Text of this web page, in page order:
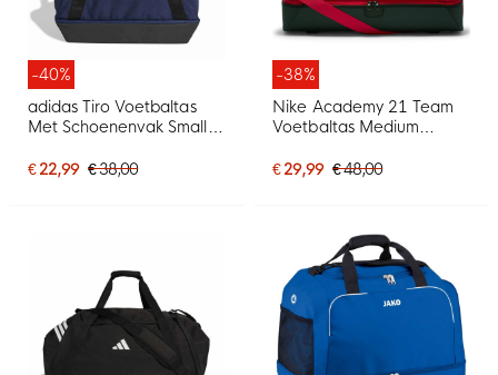
-40%
adidas Tiro Voetbaltas
Met Schoenenvak Small
€ 22,99 € 38,00
-38%
Nike Academy 21 Team
Voetbaltas Medium
€ 29,99 € 48,00